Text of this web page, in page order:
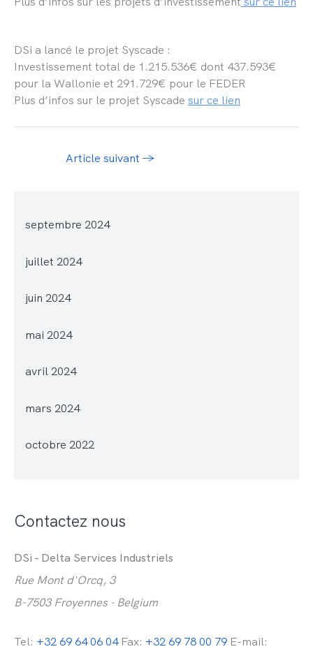
DSi a lancé le projet Syscade :
Investissement total de 1.215.536€ dont 437.593€
pour la Wallonie et 291.729€ pour le FEDER
Plus d’infos sur le projet Syscade sur ce lien
Article suivant →
septembre 2024
juillet 2024
juin 2024
mai 2024
avril 2024
mars 2024
octobre 2022
Contactez nous
DSi - Delta Services Industriels
Rue Mont d'Orcq, 3
B-7503 Froyennes - Belgium
Tel: +32 69 64 06 04 Fax: +32 69 78 00 79 E-mail: